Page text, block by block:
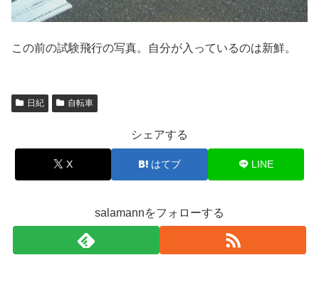
この前の試験飛行の写真。自分が入っているのは新鮮。
日紀 自転車
シェアする
X はてブ LINE
salamannをフォローする